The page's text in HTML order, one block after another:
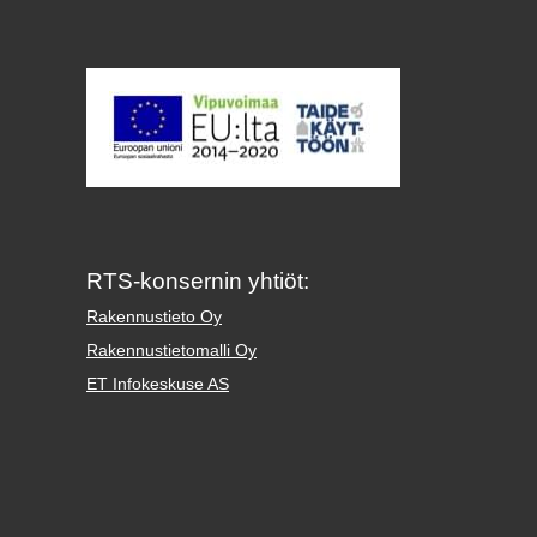
RTS-konsernin yhtiöt:
Rakennustieto Oy
Rakennustietomalli Oy
ET Infokeskuse AS